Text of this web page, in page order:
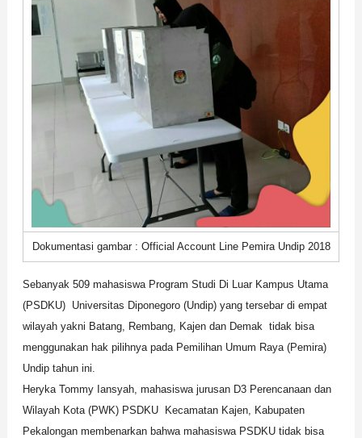
Dokumentasi gambar : Official Account Line Pemira Undip 2018
Sebanyak 509 mahasiswa Program Studi Di Luar Kampus Utama
(PSDKU) Universitas Diponegoro (Undip) yang tersebar di empat
wilayah yakni Batang, Rembang, Kajen dan Demak tidak bisa
menggunakan hak pilihnya pada Pemilihan Umum Raya (Pemira)
Undip tahun ini.
Heryka Tommy Iansyah, mahasiswa jurusan D3 Perencanaan dan
Wilayah Kota (PWK)PSDKUKecamatan Kajen, Kabupaten
Pekalongan membenarkan bahwa mahasiswa PSDKU tidak bisa